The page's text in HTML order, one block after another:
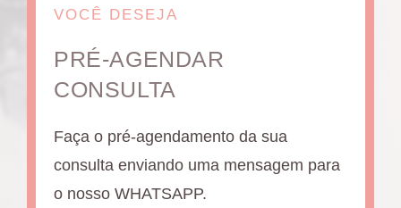
VOCÊ DESEJA
PRÉ-AGENDAR
CONSULTA
Faça o pré-agendamento da sua
consulta enviando uma mensagem para
o nosso WHATSAPP.